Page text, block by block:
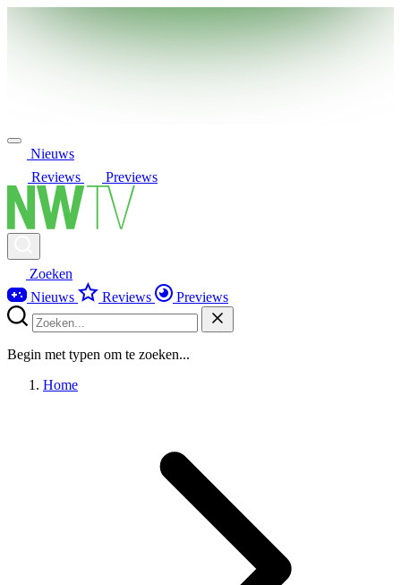
Nieuws
Reviews
Previews
Zoeken
Nieuws
Reviews Previews
Begin met typen om te zoeken...
Home